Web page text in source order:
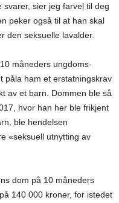
sier jeg farvel til deg
peker også til at han skal
den seksuelle lavalder.
måneders ungdoms-
påla ham et erstatningskrav
av et barn. Dommen ble så
hvor han her ble frikjent
ble hendelsen
«seksuell utnytting av
dom på 10 måneders
140 000 kroner, for istedet